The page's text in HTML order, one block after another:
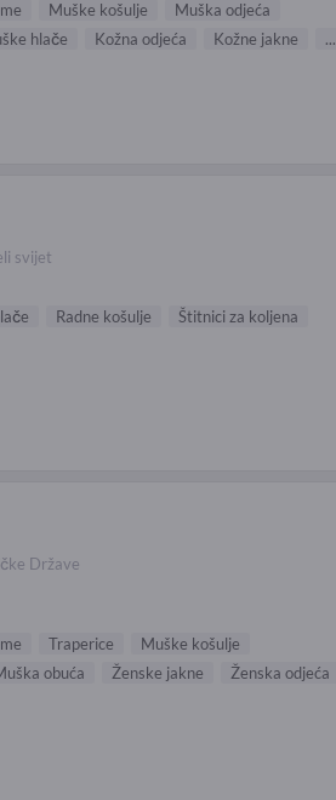
Muške košulje
Muška odjeća
hlače Kožna odjeća Kožne jakne ...
svijet
Radne košulje
Štitnici za koljena
Države
Traperice
Muške košulje
obuća Ženske jakne
Ženska odjeća